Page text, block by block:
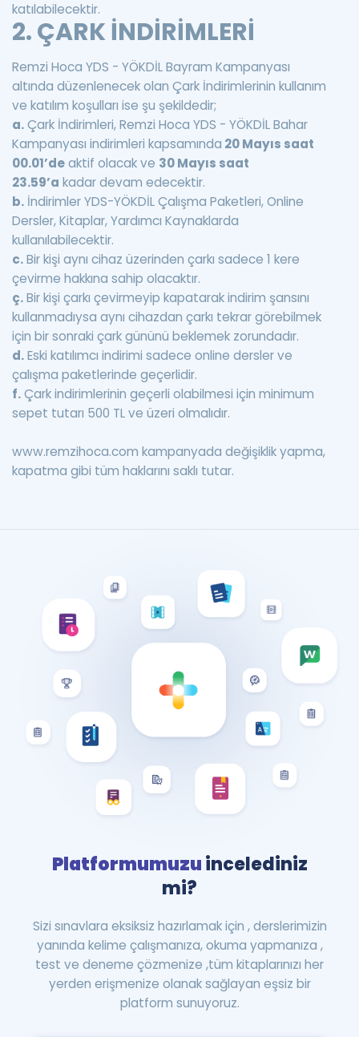
katılabilecektir.
2. ÇARK İNDİRİMLERİ
Remzi Hoca YDS - YÖKDİL Bayram Kampanyası
altında düzenlenecek olan Çark İndirimlerinin kullanım
ve katılım koşulları ise şu şekildedir;
a.Çark İndirimleri, Remzi Hoca YDS - YÖKDİL Bahar
Kampanyası indirimleri kapsamında 20 Mayıs saat
00.01’deaktif olacak ve 30 Mayıs saat
23.59’a kadar devam edecektir.
b. İndirimler YDS-YÖKDİL Çalışma Paketleri, Online
Dersler, Kitaplar, Yardımcı Kaynaklarda
kullanılabilecektir.
c.Bir kişi aynı cihaz üzerinden çarkı sadece 1 kere
çevirme hakkına sahip olacaktır.
ç.Bir kişi çarkı çevirmeyip kapatarak indirim şansını
kullanmadıysa aynı cihazdan çarkı tekrar görebilmek
için bir sonraki çark gününü beklemek zorundadır.
d.Eski katılımcı indirimi sadece online dersler ve
çalışma paketlerinde geçerlidir.
f.Çark indirimlerinin geçerli olabilmesi için minimum
sepet tutarı 500 TL ve üzeri olmalıdır.
www.remzihoca.com kampanyada değişiklik yapma,
kapatma gibi tüm haklarını saklı tutar.
Platformumuzuincelediniz
mi?
Sizi sınavlara eksiksiz hazırlamak için , derslerimizin
yanında kelime çalışmanıza, okuma yapmanıza ,
test ve deneme çözmenize ,tüm kitaplarınızı her
yerden erişmenize olanak sağlayan eşsiz bir
platform sunuyoruz.